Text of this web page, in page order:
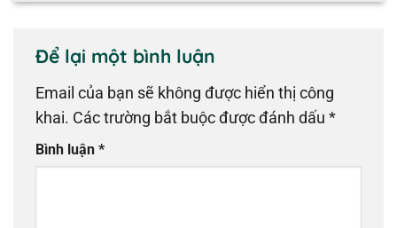
Để lại một bình luận
Email của bạn sẽ không được hiển thị công
khai. Các trường bắt buộc được đánh dấu *
Bình luận *